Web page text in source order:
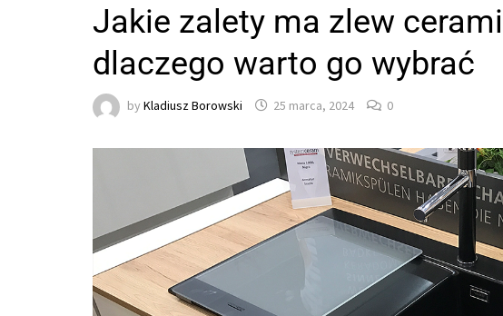
Jakie zalety ma zlew
dlaczego warto go wybrać
by Kladiusz Borowski 25 marca, 2024 0